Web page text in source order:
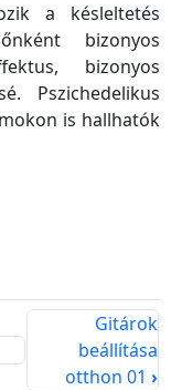
a késleltetés
bizonyos
bizonyos
Pszichedelikus
is hallhatók
Gitárok
beállítása
otthon 01›